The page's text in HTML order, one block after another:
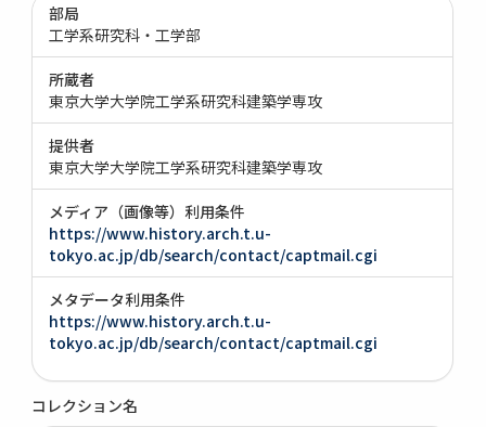
部局
工学系研究科・工学部
所蔵者
東京大学大学院工学系研究科建築学専攻
提供者
東京大学大学院工学系研究科建築学専攻
メディア（画像等）利用条件
https://www.history.arch.t.u-
tokyo.ac.jp/db/search/contact/captmail.cgi
メタデータ利用条件
https://www.history.arch.t.u-
tokyo.ac.jp/db/search/contact/captmail.cgi
コレクション名